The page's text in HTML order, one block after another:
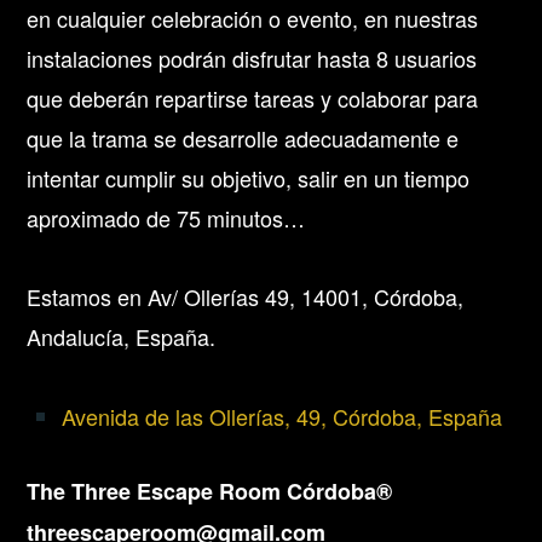
en cualquier celebración o evento, en nuestras
instalaciones podrán disfrutar hasta 8 usuarios
que deberán repartirse tareas y colaborar para
que la trama se desarrolle adecuadamente e
intentar cumplir su objetivo, salir en un tiempo
aproximado de 75 minutos…
Estamos en Av/ Ollerías 49, 14001, Córdoba,
Andalucía, España.
Avenida de las Ollerías, 49, Córdoba, España
The Three Escape Room Córdoba®
threescaperoom@gmail.com